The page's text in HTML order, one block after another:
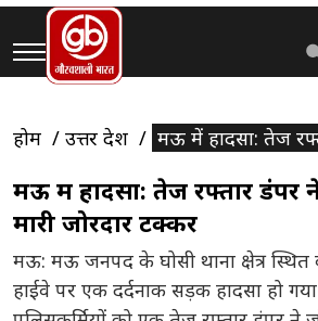
होम उत्तर प्रदेश मऊ में हादसा: तेज
मऊ में हादसा: तेज रफ्तार डंपर
मारी जोरदार टक्कर
मऊ: मऊ जनपद के घोसी थाना क्षेत्र स्थित
हाईवे पर एक दर्दनाक सड़क हादसा हो